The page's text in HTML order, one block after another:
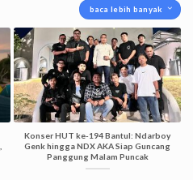
baca lebih banyak
Konser HUT ke-194 Bantul: Ndarboy
Genk hingga NDX AKA Siap Guncang
Panggung Malam Puncak